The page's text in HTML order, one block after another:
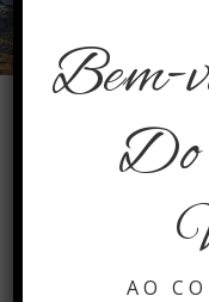
Todos
Bem-
AO